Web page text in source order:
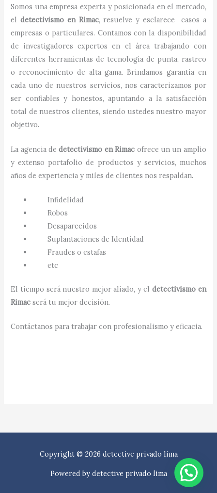
Somos una empresa experta y posicionada en el mercado,
eldetectivismo en Rimac, resuelve y esclarece casos a
empresas o particulares. Contamos con la disponibilidad
de investigadores expertos en el área trabajando con
diferentes herramientas de tecnología de punta, rastreo
o reconocimiento de alta gama. Brindamos garantía en
cada uno de nuestros servicios, nos caracterizamos por
ser confiables y honestos, apuntando a la satisfacción
total de nuestros clientes, siendo ustedes nuestro mayor
objetivo.
La agencia dedetectivismo enRimac ofrece un un amplio
y extenso portafolio de productos y servicios, muchos
años de experiencia y miles de clientes nos respaldan.
Infidelidad
Robos
Desaparecidos
Suplantaciones de Identidad
Fraudes o estafas
etc
El tiempo será nuestro mejor aliado, y el detectivismo en
Rimacserá tu mejor decisión.
Contáctanos para trabajar con profesionalismo y eficacia.
Copyright © 2026 detective privado lima
Powered by detective privado lima